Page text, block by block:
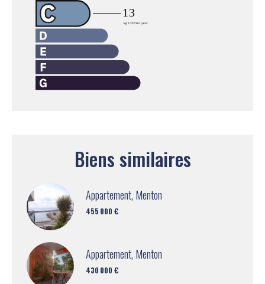
Biens similaires
Appartement, Menton
455 000 €
Appartement, Menton
430 000 €